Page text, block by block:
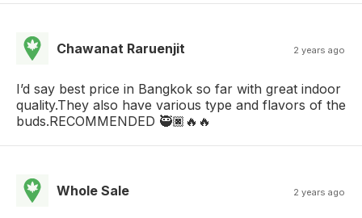
Chawanat Raruenjit 2 years ago
I’d say best price in Bangkok so far with great indoor
quality.They also have various type and flavors of the
buds.RECOMMENDED 🥷🏿🔥🔥
Whole Sale 2 years ago